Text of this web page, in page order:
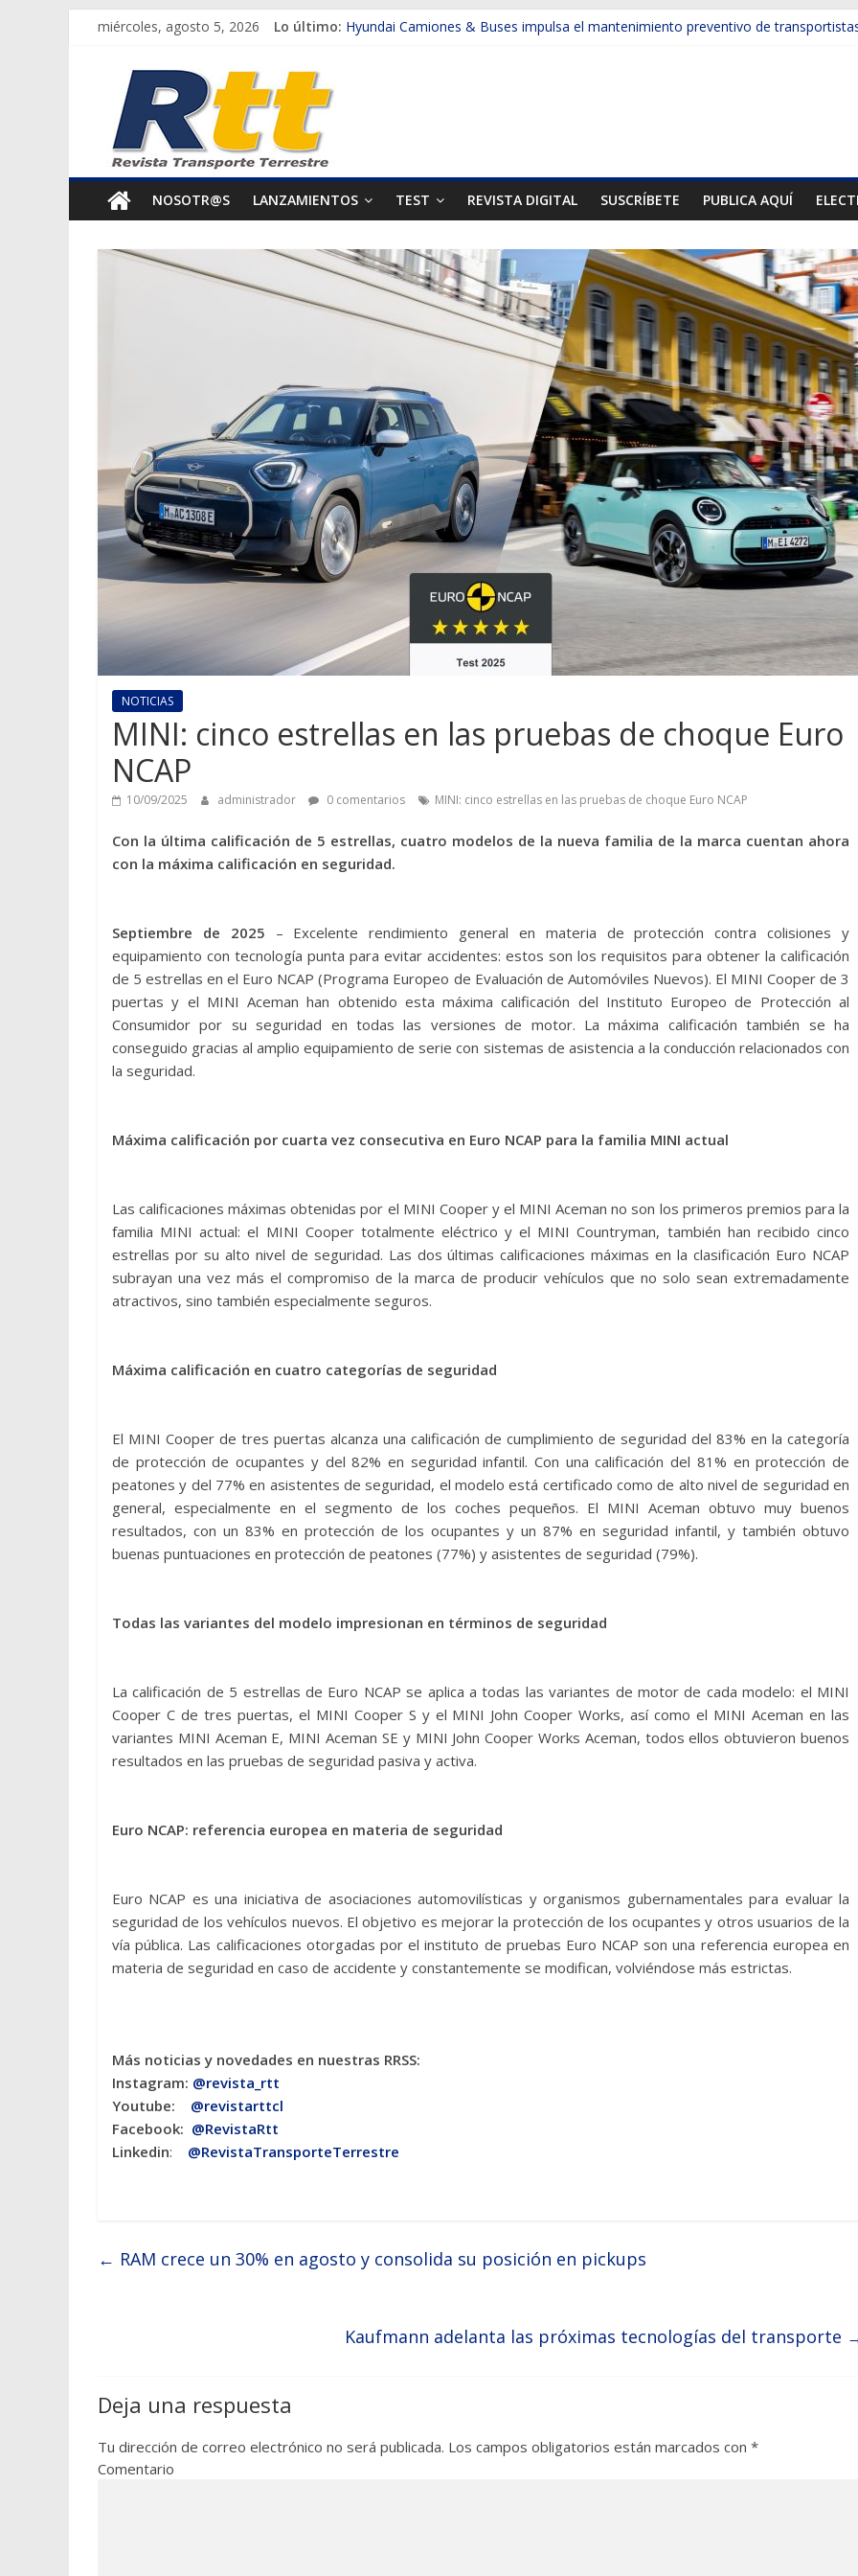
miércoles, agosto 5, 2026 Lo último: Hyundai Camiones & Buses impulsa el mantenimiento preventivo de
Rtt
Revista
Transporte
Terrestre
NOSOTR@S LANZAMIENTOS TEST REVISTA DIGITAL SUSCRÍBETE PUBLICA AQUÍ
NOTICIAS
MINI: cinco estrellas en las pruebas de choque Euro
NCAP
10/09/2025 administrador 0 comentarios MINI: cinco estrellas en las pruebas de choque Euro NCAP
Con la última calificación de 5 estrellas, cuatro modelos de la nueva familia de la marca cuentan ahora
con la máxima calificación en seguridad.
Septiembre de 2025 – Excelente rendimiento general en materia de protección contra colisiones y
equipamiento con tecnología punta para evitar accidentes: estos son los requisitos para obtener la calificación
de 5 estrellas en el Euro NCAP (Programa Europeo de Evaluación de Automóviles Nuevos). El MINI Cooper de 3
puertas y el MINI Aceman han obtenido esta máxima calificación del Instituto Europeo de Protección al
Consumidor por su seguridad en todas las versiones de motor. La máxima calificación también se ha
conseguido gracias al amplio equipamiento de serie con sistemas de asistencia a la conducción relacionados con
la seguridad.
Máxima calificación por cuarta vez consecutiva en Euro NCAP para la familia MINI actual
Las calificaciones máximas obtenidas por el MINI Cooper y el MINI Aceman no son los primeros premios para la
familia MINI actual: el MINI Cooper totalmente eléctrico y el MINI Countryman, también han recibido cinco
estrellas por su alto nivel de seguridad. Las dos últimas calificaciones máximas en la clasificación Euro NCAP
subrayan una vez más el compromiso de la marca de producir vehículos que no solo sean extremadamente
atractivos, sino también especialmente seguros.
Máxima calificación en cuatro categorías de seguridad
El MINI Cooper de tres puertas alcanza una calificación de cumplimiento de seguridad del 83% en la categoría
de protección de ocupantes y del 82% en seguridad infantil. Con una calificación del 81% en protección de
peatones y del 77% en asistentes de seguridad, el modelo está certificado como de alto nivel de seguridad en
general, especialmente en el segmento de los coches pequeños. El MINI Aceman obtuvo muy buenos
resultados, con un 83% en protección de los ocupantes y un 87% en seguridad infantil, y también obtuvo
buenas puntuaciones en protección de peatones (77%) y asistentes de seguridad (79%).
Todas las variantes del modelo impresionan en términos de seguridad
La calificación de 5 estrellas de Euro NCAP se aplica a todas las variantes de motor de cada modelo: el MINI
Cooper C de tres puertas, el MINI Cooper S y el MINI John Cooper Works, así como el MINI Aceman en las
variantes MINI Aceman E, MINI Aceman SE y MINI John Cooper Works Aceman, todos ellos obtuvieron buenos
resultados en las pruebas de seguridad pasiva y activa.
Euro NCAP: referencia europea en materia de seguridad
Euro NCAP es una iniciativa de asociaciones automovilísticas y organismos gubernamentales para evaluar la
seguridad de los vehículos nuevos. El objetivo es mejorar la protección de los ocupantes y otros usuarios de la
vía pública. Las calificaciones otorgadas por el instituto de pruebas Euro NCAP son una referencia europea en
materia de seguridad en caso de accidente y constantemente se modifican, volviéndose más estrictas.
Más noticias y novedades en nuestras RRSS:
Instagram: @revista_rtt
Youtube: @revistarttcl
Facebook: @RevistaRtt
Linkedin: @RevistaTransporteTerrestre
← RAM crece un 30% en agosto y consolida su posición en pickups
Kaufmann adelanta las próximas tecnologías del transporte
Deja una respuesta
Tu dirección de correo electrónico no será publicada. Los campos obligatorios están marcados con *
Comentario